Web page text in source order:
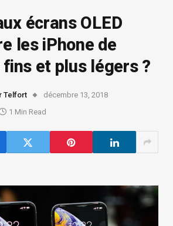
écrans OLED
les iPhone de
et plus légers ?
Telfort
décembre 13, 2018
1 Min Read